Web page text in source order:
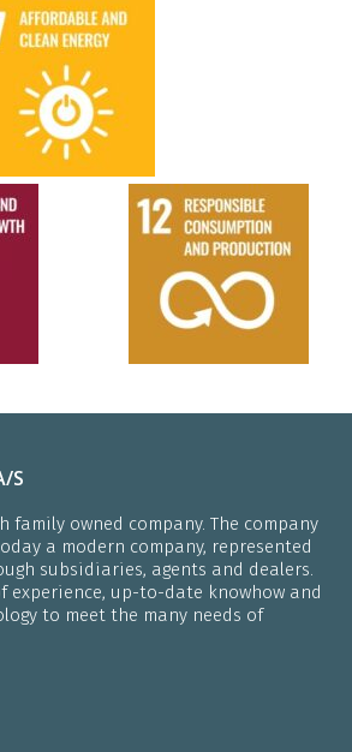
S
family owned company. The company
a modern company, represented
subsidiaries, agents and dealers.
experience, up-to-date knowhow and
to meet the many needs of